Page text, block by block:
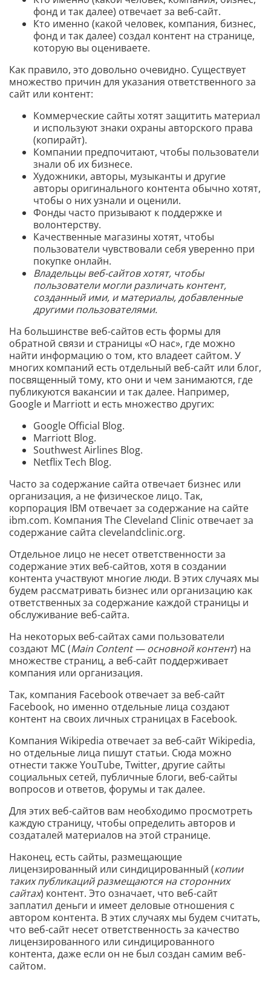
фонд и так далее) отвечает за веб-сайт.
Кто именно (какой человек, компания, бизнес,
фонд и так далее) создал контент на странице,
которую вы оцениваете.
Как правило, это довольно очевидно. Существует
множество причин для указания ответственного за
сайт или контент:
Коммерческие сайты хотят защитить материал
и используют знаки охраны авторского права
(копирайт).
Компании предпочитают, чтобы пользователи
знали об их бизнесе.
Художники, авторы, музыканты и другие
авторы оригинального контента обычно хотят,
чтобы о них узнали и оценили.
Фонды часто призывают к поддержке и
волонтерству.
Качественные магазины хотят, чтобы
пользователи чувствовали себя уверенно при
покупке онлайн.
Владельцы веб-сайтов хотят, чтобы
пользователи могли различать контент,
созданный ими, и материалы, добавленные
другими пользователями.
На большинстве веб-сайтов есть формы для
обратной связи и страницы «О нас», где можно
найти информацию о том, кто владеет сайтом. У
многих компаний есть отдельный веб-сайт или блог,
посвященный тому, кто они и чем занимаются, где
публикуются вакансии и так далее. Например,
Google и Marriott и есть множество других:
Google Official Blog.
Marriott Blog.
Southwest Airlines Blog.
Netflix Tech Blog.
Часто за содержание сайта отвечает бизнес или
организация, а не физическое лицо. Так,
корпорация IBM отвечает за содержание на сайте
ibm.com. Компания The Cleveland Clinic отвечает за
содержание сайта clevelandclinic.org.
Отдельное лицо не несет ответственности за
содержание этих веб-сайтов, хотя в создании
контента участвуют многие люди. В этих случаях мы
будем рассматривать бизнес или организацию как
ответственных за содержание каждой страницы и
обслуживание веб-сайта.
На некоторых веб-сайтах сами пользователи
создают MC (Main Сontent — основной контент) на
множестве страниц, а веб-сайт поддерживает
компания или организация.
Так, компания Facebook отвечает за веб-сайт
Facebook, но именно отдельные лица создают
контент на своих личных страницах в Facebook.
Компания Wikipedia отвечает за веб-сайт Wikipedia,
но отдельные лица пишут статьи. Сюда можно
отнести также YouTube, Twitter, другие сайты
социальных сетей, публичные блоги, веб-сайты
вопросов и ответов, форумы и так далее.
Для этих веб-сайтов вам необходимо просмотреть
каждую страницу, чтобы определить авторов и
создаталей материалов на этой странице.
Наконец, есть сайты, размещающие
лицензированный или синдицированный (копии
таких публикаций размещаются на сторонних
сайтах) контент. Это означает, что веб-сайт
заплатил деньги и имеет деловые отношения с
автором контента. В этих случаях мы будем считать,
что веб-сайт несет ответственность за качество
лицензированного или синдицированного
контента, даже если он не был создан самим веб-
сайтом.